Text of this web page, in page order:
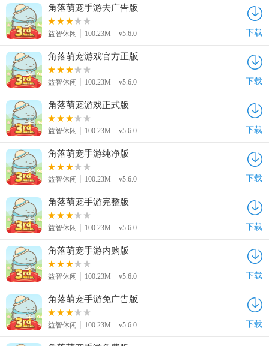
角落萌宠手游去广告版
益智休闲 100.23M v5.6.0 下载
角落萌宠游戏官方正版
益智休闲 100.23M v5.6.0 下载
角落萌宠游戏正式版
益智休闲 100.23M v5.6.0 下载
角落萌宠手游纯净版
益智休闲 100.23M v5.6.0 下载
角落萌宠手游完整版
益智休闲 100.23M v5.6.0 下载
角落萌宠手游内购版
益智休闲 100.23M v5.6.0 下载
角落萌宠手游免广告版
益智休闲 100.23M v5.6.0 下载